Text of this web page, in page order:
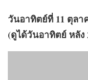
วันอาทิตย์ที่ 11 ตุลา
(ดูได้วันอาทิตย์ หลัง